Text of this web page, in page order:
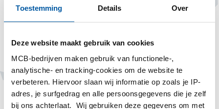
Toestemming Details Over
Deze website maakt gebruik van cookies
MCB-bedrijven maken gebruik van functionele-,
analytische- en tracking-cookies om de website te
verbeteren. Hiervoor slaan wij informatie op zoals je IP-
adres, je surfgedrag en alle persoonsgegevens die je zelf
bij ons achterlaat. Wij gebruiken deze gegevens om met
Saskia Bos